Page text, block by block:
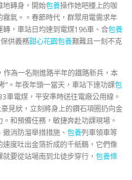
地轉身，開始包養操作她吧檯上的咖
氣。。春節時代，群眾用電需求年
，車站日均達到電煤196車、合包養
供義務甜心花園包養艱難且一刻不克
為一名剛進路半年的鐵路新兵，本
”。年夜年頭一當天，車站下達功課包
車電煤，平安準時送往電廠公用線。
見狀，立刻將身上的鑽石項圈扔向金
和預備任務，敏捷奔赴功課現場。
消防溜舉措措施、 包養列車領車等
度吐出金箔折成的千紙鶴，它們像
要從站場南到北徒步穿行， 包養條